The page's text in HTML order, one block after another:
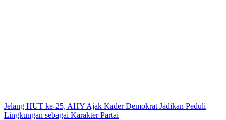
Jelang HUT ke-25, AHY Ajak Kader Demokrat Jadikan Peduli
Lingkungan sebagai Karakter Partai